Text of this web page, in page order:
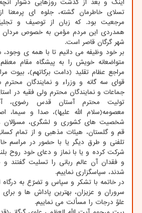
اینک و بعد از گذشت روزهایی دشوار
تسلای خاطرمان گشته، جلوه ای پرمعنا
مرجعیت بود. که زبان از توصیف و
همدردی این مردم مؤمن به خصوص مردان
شهر گرگان قاصر است.
بر خود وظیفه می دانیم تا با همه ی
متواضعانه خویش را به پیشگاه مقام معظم
مراجع عظام تقلید (دامت برکاتهم)، بیوت
قوای سه گانه و وزراء و نمایندگان
جماعات و نمایندگان محترم ولی فقیه در
تولیت محترم آستان قدس رضوی،
معصومه(سلام الله علیها)، صدا و سیما،
شخصیت های کشوری و لشگری، مسؤلان و
قم و گلستان، هیئات مذهبی و از تمام
تلفنی و طرق دیگر یا با حضور در مراسم
شرکت کرده و یا با نماز و دعای خود روح
و فقدان آن عالم ربانی را تسلیت گفتند و
شدند، سپاسگزاری نماییم.
در خاتمه با تشکر و سپاس و تضرّع به درگاه
سروران و عزیزان، بهترین پاداش ها و
علوّ درجات را مسألت می نماییم.